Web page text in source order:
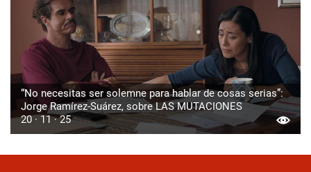
“No necesitas ser solemne para hablar de cosas serias”:
Jorge Ramírez-Suárez, sobre LAS MUTACIONES
20 · 11 · 25